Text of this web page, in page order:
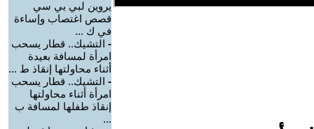
يروين لبي بي سي
قصص اغتصاب وإساءة
في ك ...
- التشيك.. قطار يسحب
امرأة لمسافة بعيدة
أثناء محاولتها إنقاذ ط ...
- التشيك.. قطار يسحب
امرأة أثناء محاولتها
إنقاذ طفلها لمسافة ب
...